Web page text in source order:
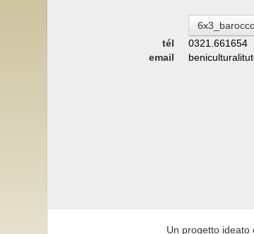
tél
0321.661654
email
Un progetto ideato